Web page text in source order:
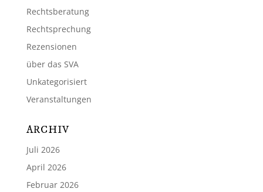
Rechtsberatung
Rechtsprechung
Rezensionen
über das SVA
Unkategorisiert
Veranstaltungen
ARCHIV
Juli 2026
April 2026
Februar 2026